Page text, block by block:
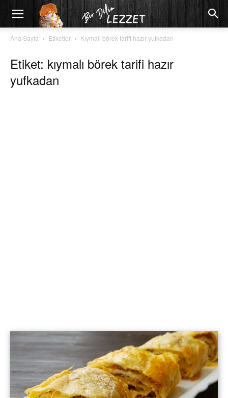
Ana Sayfa Etiketler Kıymalı börek tarifi hazır yufkadan
Etiket: kıymalı börek tarifi hazır
yufkadan